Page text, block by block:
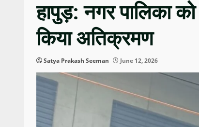
हापुड़: नगर पालिका
किया अतिक्रमण
Satya Prakash Seeman June 12, 2026